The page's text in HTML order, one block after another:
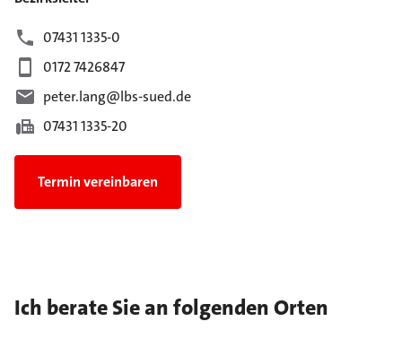
07431 1335-0
0172 7426847
peter.lang@lbs-sued.de
07431 1335-20
Termin vereinbaren
Ich berate Sie an folgenden Orten